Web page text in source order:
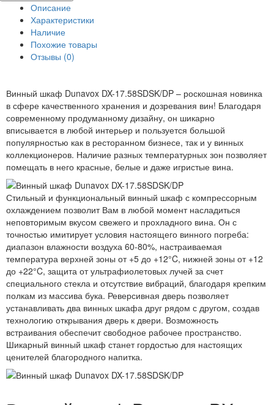
Описание
Характеристики
Наличие
Похожие товары
Отзывы (0)
Винный шкаф Dunavox DX-17.58SDSK/DP – роскошная новинка
в сфере качественного хранения и дозревания вин! Благодаря
современному продуманному дизайну, он шикарно
вписывается в любой интерьер и пользуется большой
популярностью как в ресторанном бизнесе, так и у винных
коллекционеров. Наличие разных температурных зон позволяет
помещать в него красные, белые и даже игристые вина.
Стильный и функциональный винный шкаф с компрессорным
охлаждением позволит Вам в любой момент насладиться
неповторимым вкусом свежего и прохладного вина. Он с
точностью имитирует условия настоящего винного погреба:
диапазон влажности воздуха 60-80%, настраиваемая
температура верхней зоны от +5 до +12°C, нижней зоны от +12
до +22°C, защита от ультрафиолетовых лучей за счет
специального стекла и отсутствие вибраций, благодаря крепким
полкам из массива бука. Реверсивная дверь позволяет
устанавливать два винных шкафа друг рядом с другом, создав
технологию открывания дверь к двери. Возможность
встраивания обеспечит свободное рабочее пространство.
Шикарный винный шкаф станет гордостью для настоящих
ценителей благородного напитка.